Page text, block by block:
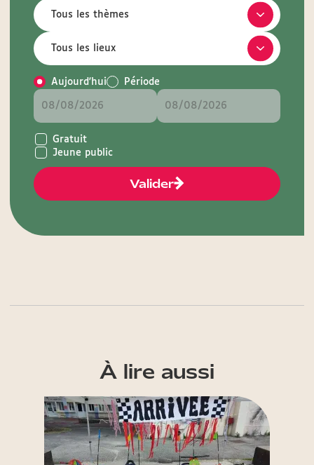
Aujourd'hui Période
Gratuit
Jeune public
Valider
À lire aussi